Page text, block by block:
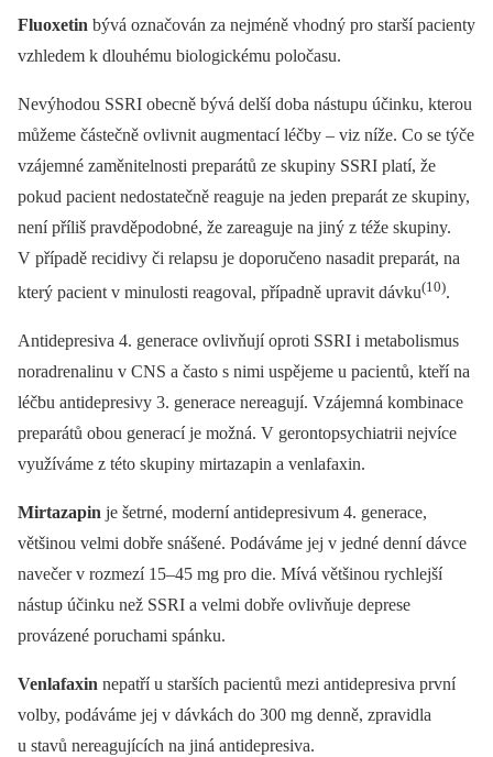
Fluoxetin bývá označován za nejméně vhodný pro starší pacienty
vzhledem k dlouhému biologickému poločasu.
Nevýhodou SSRI obecně bývá delší doba nástupu účinku, kterou
můžeme částečně ovlivnit augmentací léčby –⁠ viz níže. Co se týče
vzájemné zaměnitelnosti preparátů ze skupiny SSRI platí, že
pokud pacient nedostatečně reaguje na jeden preparát ze skupiny,
není příliš pravděpodobné, že zareaguje na jiný z téže skupiny.
V případě recidivy či relapsu je doporučeno nasadit preparát, na
který pacient v minulosti reagoval, případně upravit dávku(10).
Antidepresiva 4. generace ovlivňují oproti SSRI i metabolismus
noradrenalinu v CNS a často s nimi uspějeme u pacientů, kteří na
léčbu antidepresivy 3. generace nereagují. Vzájemná kombinace
preparátů obou generací je možná. V gerontopsychiatrii nejvíce
využíváme z této skupiny mirtazapin a venlafaxin.
Mirtazapin je šetrné, moderní antidepresivum 4. generace,
většinou velmi dobře snášené. Podáváme jej v jedné denní dávce
navečer v rozmezí 15–45 mg pro die. Mívá většinou rychlejší
nástup účinku než SSRI a velmi dobře ovlivňuje deprese
provázené poruchami spánku.
Venlafaxin nepatří u starších pacientů mezi antidepresiva první
volby, podáváme jej v dávkách do 300 mg denně, zpravidla
u stavů nereagujících na jiná antidepresiva.